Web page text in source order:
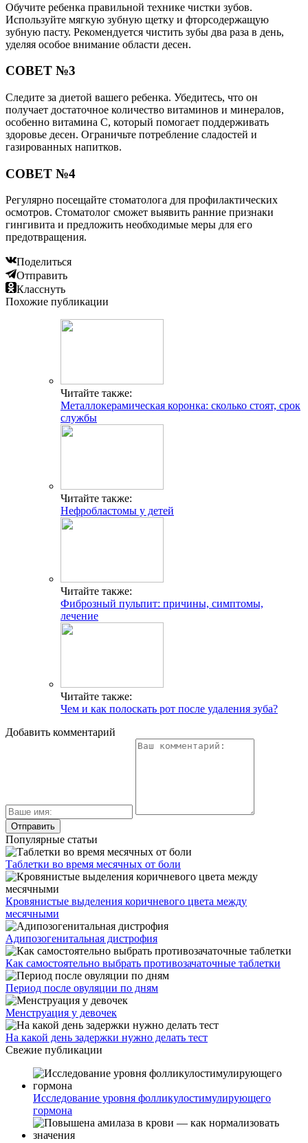
Обучите ребенка правильной технике чистки зубов.
Используйте мягкую зубную щетку и фторсодержащую
зубную пасту. Рекомендуется чистить зубы два раза в день,
уделяя особое внимание области десен.
СОВЕТ №3
Следите за диетой вашего ребенка. Убедитесь, что он
получает достаточное количество витаминов и минералов,
особенно витамина C, который помогает поддерживать
здоровье десен. Ограничьте потребление сладостей и
газированных напитков.
СОВЕТ №4
Регулярно посещайте стоматолога для профилактических
осмотров. Стоматолог сможет выявить ранние признаки
гингивита и предложить необходимые меры для его
предотвращения.
Поделиться
Отправить
Класснуть
Похожие публикации
Читайте также:
Металлокерамическая коронка: сколько стоят, срок
службы
Читайте также:
Нефробластомы у детей
Читайте также:
Фиброзный пульпит: причины, симптомы,
лечение
Читайте также:
Чем и как полоскать рот после удаления зуба?
Добавить комментарий
Популярные статьи
Таблетки во время месячных от боли
Кровянистые выделения коричневого цвета между
месячными
Адипозогенитальная дистрофия
Как самостоятельно выбрать противозачаточные таблетки
Период после овуляции по дням
Менструация у девочек
На какой день задержки нужно делать тест
Свежие публикации
Исследование уровня фолликулостимулирующего
гормона